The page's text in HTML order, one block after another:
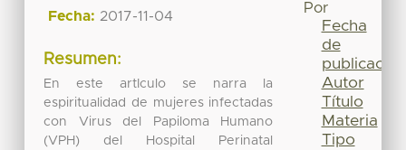
Fecha: 2017-11-04
Resumen:
En este artIculo se narra la
espiritualidad de mujeres infectadas
con Virus del Papiloma Humano
(VPH) del Hospital Perinatal
Por
Fecha
de
publicación
Autor
Título
Materia
Tipo